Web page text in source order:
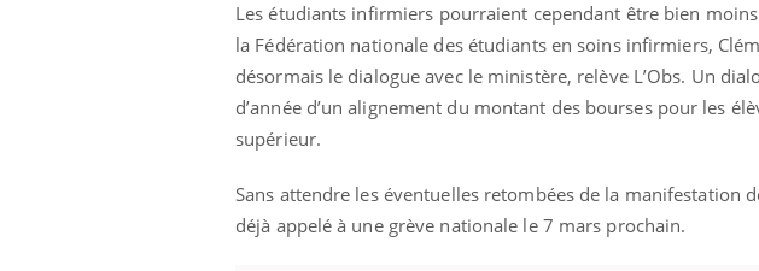
Les étudiants infirmiers pourraient cependant être bien
la Fédération nationale des étudiants en soins infirmiers,
désormais le dialogue avec le ministère, relève L’Obs. Un
d’année d’un alignement du montant des bourses pour les
supérieur.
Sans attendre les éventuelles retombées de la manifestation
déjà appelé à une grève nationale le 7 mars prochain.
Eczéma Chronique des Mains :
Il y a des sujets qui sont faciles à aborder...
d'autres non ! D'un côté, poser des
prévenirYoutube
Fatigue, irritabilité, brouillard
même alopécie… Les
carence en fer sont multiples